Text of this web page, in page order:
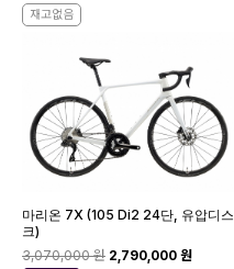
재고없음
마리온 7X (105 Di2 24단, 유압디스
크)
3,070,000 원 2,790,000 원